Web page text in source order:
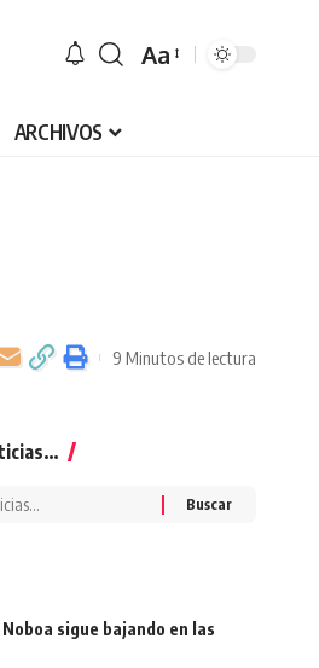
Font
Aa
ARCHIVOS
9 Minutos de lectura
sigue bajando en las